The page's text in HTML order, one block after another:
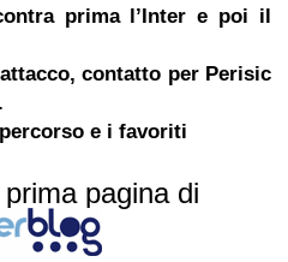
prima l’Inter e poi il
contatto per Perisic
e i favoriti
pagina di